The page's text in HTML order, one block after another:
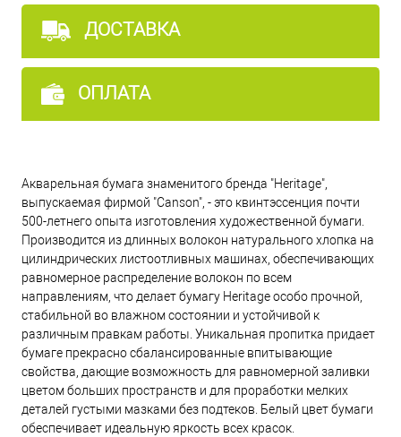
ДОСТАВКА
ОПЛАТА
Акварельная бумага знаменитого бренда "Heritage",
выпускаемая фирмой "Canson", - это квинтэссенция почти
500-летнего опыта изготовления художественной бумаги.
Производится из длинных волокон натурального хлопка на
цилиндрических листоотливных машинах, обеспечивающих
равномерное распределение волокон по всем
направлениям, что делает бумагу Heritage особо прочной,
стабильной во влажном состоянии и устойчивой к
различным правкам работы. Уникальная пропитка придает
бумаге прекрасно сбалансированные впитывающие
свойства, дающие возможность для равномерной заливки
цветом больших пространств и для проработки мелких
деталей густыми мазками без подтеков. Белый цвет бумаги
обеспечивает идеальную яркость всех красок.